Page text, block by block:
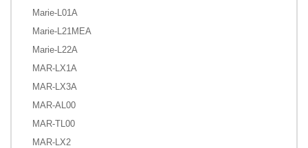
Marie-L01A
Marie-L21MEA
Marie-L22A
MAR-LX1A
MAR-LX3A
MAR-AL00
MAR-TL00
MAR-LX2